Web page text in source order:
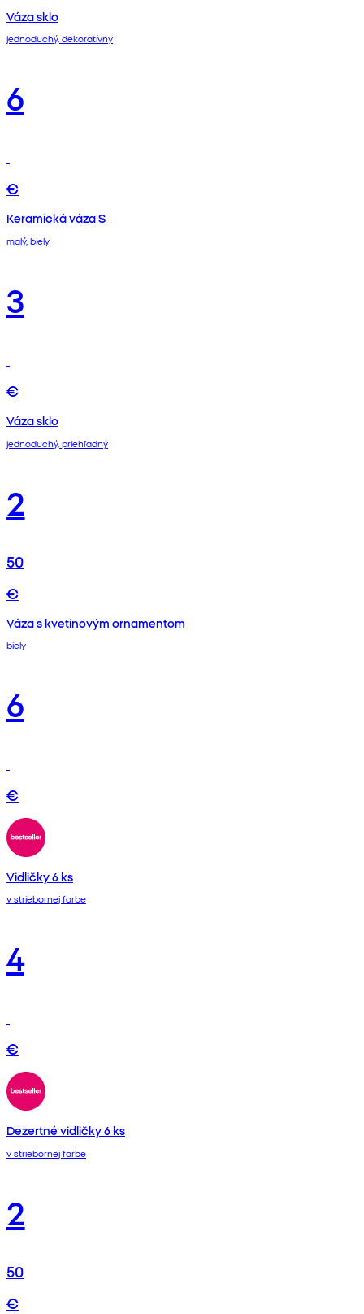
Váza sklo
jednoduchý, dekoratívny
6
€
Keramická váza S
malý, biely
3
€
Váza sklo
jednoduchý, priehľadný
2
50
€
Váza s kvetinovým ornamentom
biely
6
€
Vidličky 6 ks
v striebornej farbe
4
€
Dezertné vidličky 6 ks
v striebornej farbe
2
50
€